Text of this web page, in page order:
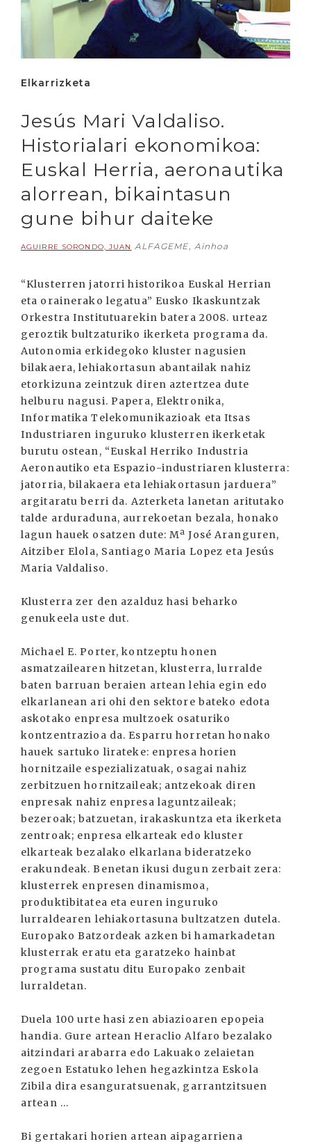
Elkarrizketa
Jesús Mari Valdaliso.
Historialari ekonomikoa:
Euskal Herria, aeronautika
alorrean, bikaintasun
gune bihur daiteke
AGUIRRE SORONDO, JUAN ALFAGEME, Ainhoa
“Klusterren jatorri historikoa Euskal Herrian
eta orainerako legatua” Eusko Ikaskuntzak
Orkestra Institutuarekin batera 2008. urteaz
geroztik bultzaturiko ikerketa programa da.
Autonomia erkidegoko kluster nagusien
bilakaera, lehiakortasun abantailak nahiz
etorkizuna zeintzuk diren aztertzea dute
helburu nagusi. Papera, Elektronika,
Informatika Telekomunikazioak eta Itsas
Industriaren inguruko klusterren ikerketak
burutu ostean, “Euskal Herriko Industria
Aeronautiko eta Espazio-industriaren klusterra:
jatorria, bilakaera eta lehiakortasun jarduera”
argitaratu berri da. Azterketa lanetan aritutako
talde arduraduna, aurrekoetan bezala, honako
lagun hauek osatzen dute: Mª José Aranguren,
Aitziber Elola, Santiago Maria Lopez eta Jesús
Maria Valdaliso.
Klusterra zer den azalduz hasi beharko
genukeela uste dut.
Michael E. Porter, kontzeptu honen
asmatzailearen hitzetan, klusterra, lurralde
baten barruan beraien artean lehia egin edo
elkarlanean ari ohi den sektore bateko edota
askotako enpresa multzoek osaturiko
kontzentrazioa da. Esparru horretan honako
hauek sartuko lirateke: enpresa horien
hornitzaile espezializatuak, osagai nahiz
zerbitzuen hornitzaileak; antzekoak diren
enpresak nahiz enpresa laguntzaileak;
bezeroak; batzuetan, irakaskuntza eta ikerketa
zentroak; enpresa elkarteak edo kluster
elkarteak bezalako elkarlana bideratzeko
erakundeak. Benetan ikusi dugun zerbait zera:
klusterrek enpresen dinamismoa,
produktibitatea eta euren inguruko
lurraldearen lehiakortasuna bultzatzen dutela.
Europako Batzordeak azken bi hamarkadetan
klusterrak eratu eta garatzeko hainbat
programa sustatu ditu Europako zenbait
lurraldetan.
Duela 100 urte hasi zen abiazioaren epopeia
handia. Gure artean Heraclio Alfaro bezalako
aitzindari arabarra edo Lakuako zelaietan
zegoen Estatuko lehen hegazkintza Eskola
Zibila dira esanguratsuenak, garrantzitsuen
artean ...
Bi gertakari horien artean aipagarriena